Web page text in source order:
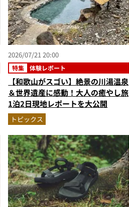
2026/07/21 20:00
特集 体験レポート
【和歌山がスゴい】絶景の川湯温泉
＆世界遺産に感動！大人の癒やし旅
1泊2日現地レポートを大公開
トピックス